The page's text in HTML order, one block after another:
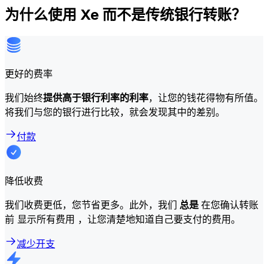
为什么使用 Xe 而不是传统银行转账？
更好的费率
我们始终提供高于银行利率的利率，让您的钱花得物有所值。
将我们与您的银行进行比较，就会发现其中的差别。
付款
降低收费
我们收费更低，您节省更多。此外，我们 总是在您确认转账
前 显示所有费用 ，让您清楚地知道自己要支付的费用。
减少开支